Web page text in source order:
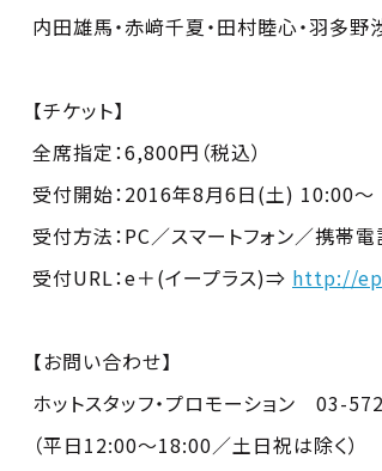
内田雄馬・赤﨑千夏・田村睦心・羽多野
【チケット】
全席指定：6,800円（税込）
受付開始：2016年8月6日(土) 10:00～
受付方法：PC／スマートフォン／携
受付URL：e＋(イープラス)⇒ http://
【お問い合わせ】
ホットスタッフ・プロモーション 03-
（平日12:00～18:00／土日祝は除く）